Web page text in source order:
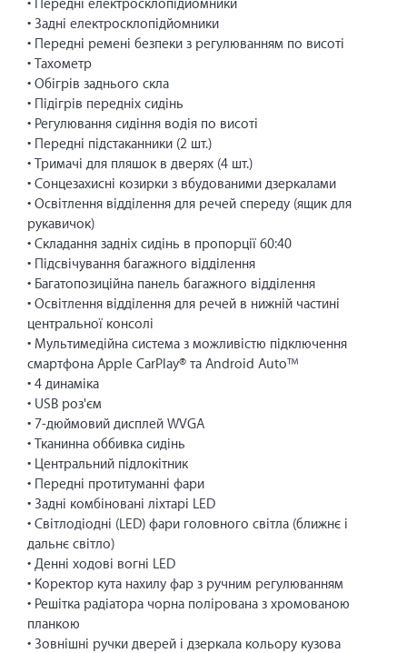
• Передні електросклопідйомники
• Задні електросклопідйомники
• Передні ремені безпеки з регулюванням по висоті
• Тахометр
• Обігрів заднього скла
• Підігрів передніх сидінь
• Регулювання сидіння водія по висоті
• Передні підстаканники (2 шт.)
• Тримачі для пляшок в дверях (4 шт.)
• Сонцезахисні козирки з вбудованими дзеркалами
• Освітлення відділення для речей спереду (ящик для
рукавичок)
• Складання задніх сидінь в пропорції 60:40
• Підсвічування багажного відділення
• Багатопозиційна панель багажного відділення
• Освітлення відділення для речей в нижній частині
центральної консолі
• Мультимедійна система з можливістю підключення
смартфона Apple CarPlay® та Android Auto™
• 4 динаміка
• USB роз'єм
• 7-дюймовий дисплей WVGA
• Тканинна оббивка сидінь
• Центральний підлокітник
• Передні протитуманні фари
• Задні комбіновані ліхтарі LED
• Світлодіодні (LED) фари головного світла (ближнє і
дальнє світло)
• Денні ходові вогні LED
• Коректор кута нахилу фар з ручним регулюванням
• Решітка радіатора чорна полірована з хромованою
планкою
• Зовнішні ручки дверей і дзеркала кольору кузова